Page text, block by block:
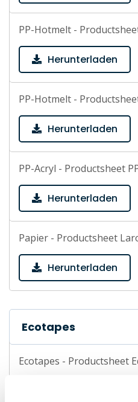
PP-Hotmelt -
Herunterladen
PP-Hotmelt -
Herunterladen
PP-Acryl - Productsheet
Herunterladen
Papier - Productsheet
Herunterladen
Ecotapes
Ecotapes - Productsheet